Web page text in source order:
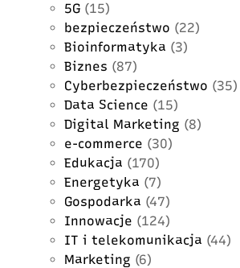
5G (15)
bezpieczeństwo (22)
Bioinformatyka (3)
Biznes (87)
Cyberbezpieczeństwo (35)
Data Science (15)
Digital Marketing (8)
e-commerce (30)
Edukacja (170)
Energetyka (7)
Gospodarka (47)
Innowacje (124)
IT i telekomunikacja (44)
Marketing (6)